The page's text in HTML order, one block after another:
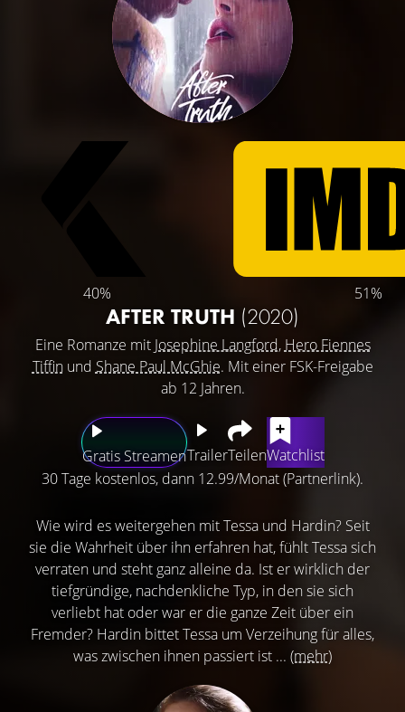
40% 51%
AFTER TRUTH (2020)
Eine Romanze mit Josephine Langford, Hero Fiennes
Tiffinund Shane Paul McGhie. Mit einer FSK-Freigabe
ab 12 Jahren.
Gratis StreamenTrailerTeilenWatchlist
30 Tage kostenlos, dann 12.99/Monat (Partnerlink).
Wie wird es weitergehen mit Tessa und Hardin? Seit
sie die Wahrheit über ihn erfahren hat, fühlt Tessa sich
verraten und steht ganz alleine da. Ist er wirklich der
tiefgründige, nachdenkliche Typ, in den sie sich
verliebt hat oder war er die ganze Zeit über ein
Fremder? Hardin bittet Tessa um Verzeihung für alles,
was zwischen ihnen passiert ist ... (mehr)